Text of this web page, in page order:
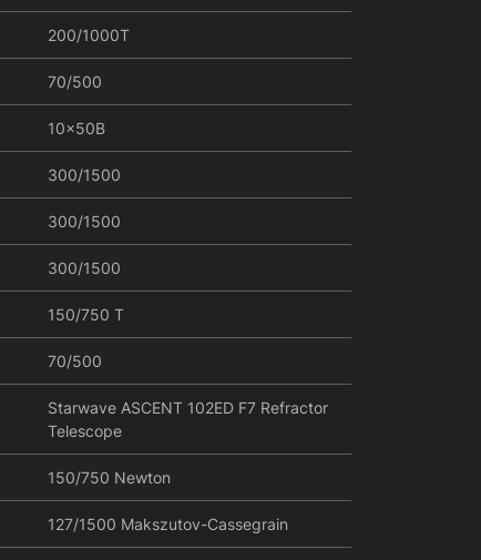
200/1000T
70/500
10x50B
300/1500
300/1500
300/1500
150/750 T
70/500
Starwave ASCENT 102ED F7 Refractor
Telescope
150/750 Newton
127/1500 Makszutov-Cassegrain